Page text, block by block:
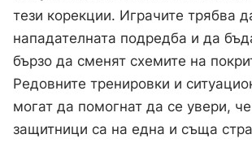
тези корекции. Играчите трябва
нападателната подредба и да
бързо да сменят схемите на
Редовните тренировки и
могат да помогнат да се увери,
защитници са на една и съща